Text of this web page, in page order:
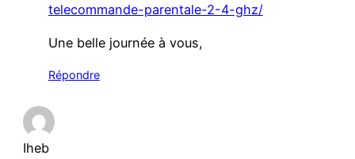
telecommande-parentale-2-4-ghz/
Une belle journée à vous,
Répondre
Iheb